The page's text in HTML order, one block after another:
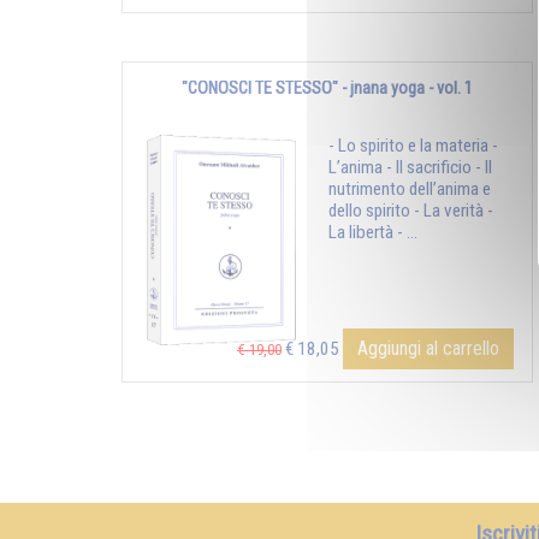
"CONOSCI TE STESSO" - jnana yoga - vol. 1
- Lo spirito e la materia -
L’anima - Il sacrificio - Il
nutrimento dell’anima e
dello spirito - La verità -
La libertà - ...
€ 19,00 € 18,05 Aggiungi al carrello